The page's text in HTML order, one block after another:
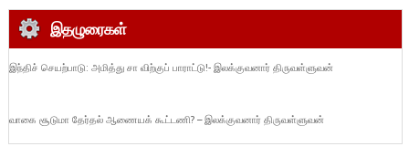
இதழுரைகள்
இந்திச் செயற்பாடு: அமித்து சா விற்குப் பாராட்டு!- இலக்குவனார் திருவள்ளுவன்
வாகை சூடுமா தேர்தல் ஆணையக் கூட்டணி? – இலக்குவனார் திருவள்ளுவன்